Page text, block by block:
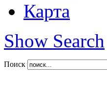
Карта
Show Search
Поиск